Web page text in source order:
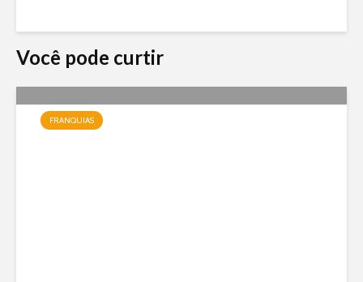
Você pode curtir
FRANQUIAS